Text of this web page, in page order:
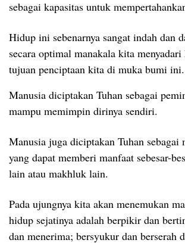
sebagai kapasitas untuk
Hidup ini sebenarnya sangat indah dan
secara optimal manakala kita menyadari
tujuan penciptaan kita di muka bumi ini.
Manusia diciptakan Tuhan sebagai
mampu memimpin dirinya sendiri.
Manusia juga diciptakan Tuhan sebagai
yang dapat memberi manfaat sebesar-
lain atau makhluk lain.
Pada ujungnya kita akan menemukan
hidup sejatinya adalah berpikir dan
dan menerima; bersyukur dan berserah